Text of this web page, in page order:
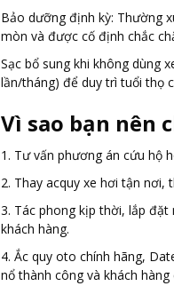
Bảo dưỡng định kỳ: Thường
mòn và được cố định chắc
Sạc bổ sung khi không dùng
lần/tháng) để duy trì tuổi thọ
Vì sao bạn nên
1. Tư vấn phương án cứu hộ
2. Thay acquy xe hơi tận
3. Tác phong kịp thời, lắp đặt
khách hàng.
4. Ắc quy oto chính hãng,
nổ thành công và khách hàng